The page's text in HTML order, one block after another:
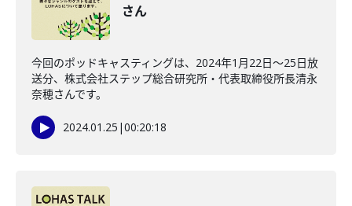
さん
今回のポッドキャスティングは、2024年1月22日〜25日放
送分、株式会社ステップ総合研究所・代表取締役所長清永
奈穂さんです。
2024.01.25 |00:20:18